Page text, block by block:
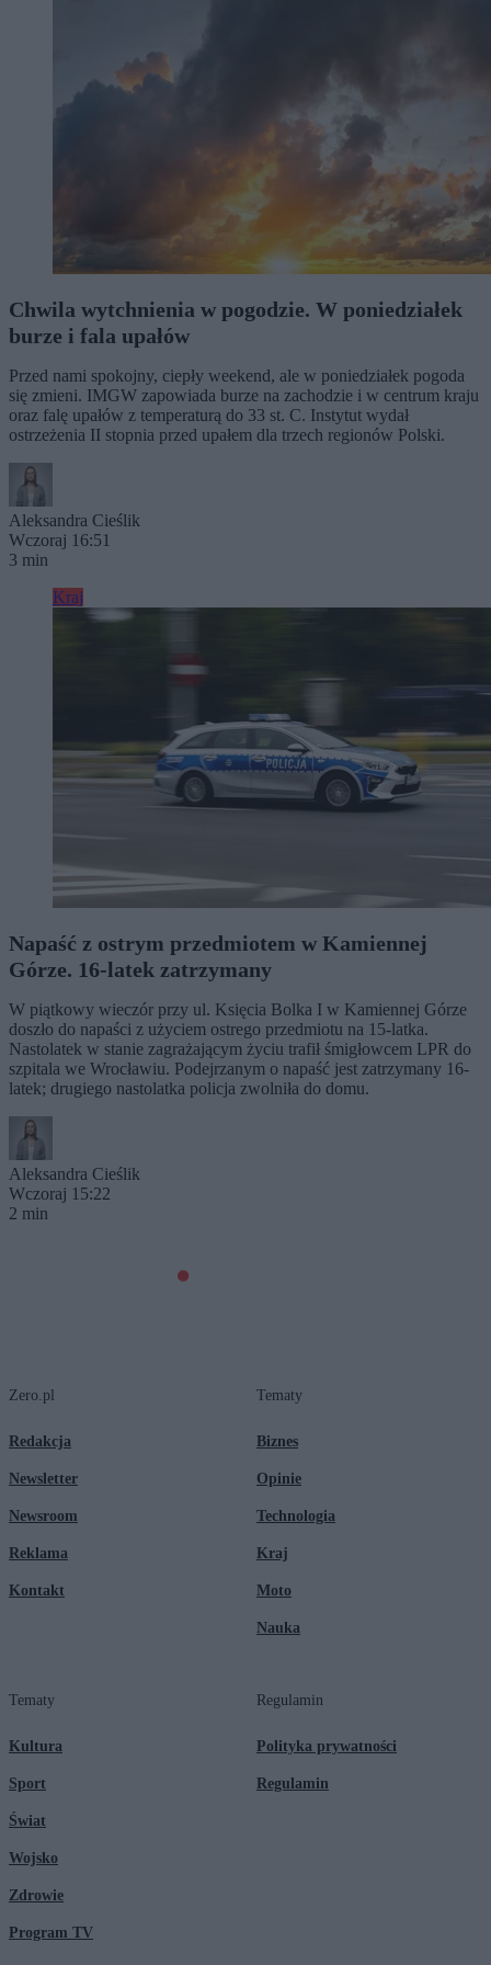
Chwila wytchnienia w pogodzie. W poniedziałek
burze i fala upałów
Przed nami spokojny, ciepły weekend, ale w poniedziałek pogoda
się zmieni. IMGW zapowiada burze na zachodzie i w centrum kraju
oraz falę upałów z temperaturą do 33 st. C. Instytut wydał
ostrzeżenia II stopnia przed upałem dla trzech regionów Polski.
Aleksandra Cieślik
Wczoraj 16:51
3 min
Kraj
Napaść z ostrym przedmiotem w Kamiennej
Górze. 16-latek zatrzymany
W piątkowy wieczór przy ul. Księcia Bolka I w Kamiennej Górze
doszło do napaści z użyciem ostrego przedmiotu na 15-latka.
Nastolatek w stanie zagrażającym życiu trafił śmigłowcem LPR do
szpitala we Wrocławiu. Podejrzanym o napaść jest zatrzymany 16-
latek; drugiego nastolatka policja zwolniła do domu.
Aleksandra Cieślik
Wczoraj 15:22
2 min
Zero.pl
Redakcja
Newsletter
Newsroom
Reklama
Kontakt
Tematy
Biznes
Opinie
Technologia
Kraj
Moto
Nauka
Tematy
Kultura
Sport
Świat
Wojsko
Zdrowie
Program TV
Regulamin
Polityka prywatności
Regulamin